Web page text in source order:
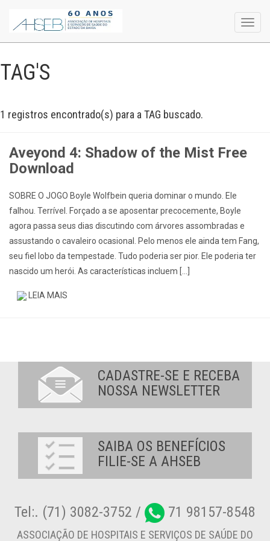
TAG'S
1 registros encontrado(s) para a TAG buscado.
Aveyond 4: Shadow of the Mist Free
Download
SOBRE O JOGO Boyle Wolfbein queria dominar o mundo. Ele
falhou. Terrível. Forçado a se aposentar precocemente, Boyle
agora passa seus dias discutindo com árvores assombradas e
assustando o cavaleiro ocasional. Pelo menos ele ainda tem Fang,
seu fiel lobo da tempestade. Tudo poderia ser pior. Ele poderia ter
nascido um herói. As características incluem […]
LEIA MAIS
CADASTRE-SE E RECEBA
NOSSA NEWSLETTER
SAIBA OS BENEFÍCIOS
FILIE-SE A AHSEB
Tel:. (71) 3082-3752 / 71 98157-8548
ASSOCIAÇÃO DE HOSPITAIS E SERVIÇOS DE SAÚDE DO